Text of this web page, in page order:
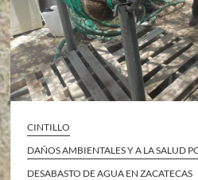
CINTILLO
DAÑOS AMBIENTALES Y A LA SALUD
DESABASTO DE AGUA EN ZACATECAS